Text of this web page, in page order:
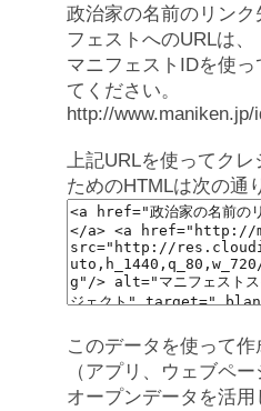
政治家の名前のリン
フェストへのURLは、
マニフェストIDを使
てください。
http://www.maniken.jp/
上記URLを使ってク
ためのHTMLは次の通
このデータを使って
（アプリ、ウェブペー
オープンデータを活用